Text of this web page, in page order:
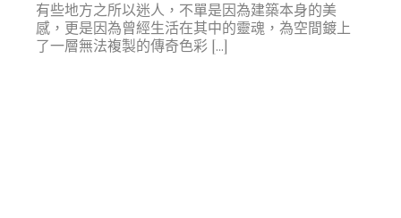
有些地方之所以迷人，不單是因為建築本身的美
感，更是因為曾經生活在其中的靈魂，為空間鍍上
了一層無法複製的傳奇色彩 […]